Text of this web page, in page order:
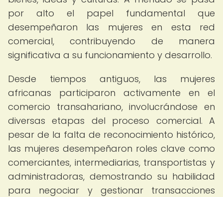
por alto el papel fundamental que
desempeñaron las mujeres en esta red
comercial, contribuyendo de manera
significativa a su funcionamiento y desarrollo.
Desde tiempos antiguos, las mujeres
africanas participaron activamente en el
comercio transahariano, involucrándose en
diversas etapas del proceso comercial. A
pesar de la falta de reconocimiento histórico,
las mujeres desempeñaron roles clave como
comerciantes, intermediarias, transportistas y
administradoras, demostrando su habilidad
para negociar y gestionar transacciones